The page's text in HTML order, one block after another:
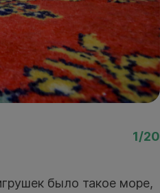
1/20
было такое море,